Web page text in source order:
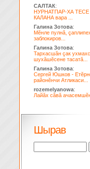
САЛТАК:
НУРНАТПАР-ХА
КАЛАНА вара ...
Галина Зотова:
Мĕнле пулнă,
заблокиров...
Галина Зотова:
Тархасшăн çак
шухăшĕсене тасатă...
Галина Зотова:
Сергей Юшков -
районĕнчи Атликаси...
rozemelyanowa:
Лайăх сăвă
Шырав